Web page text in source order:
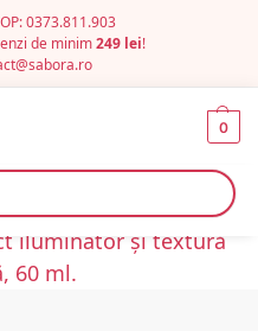
0373.811.903
de minim249 lei!
0